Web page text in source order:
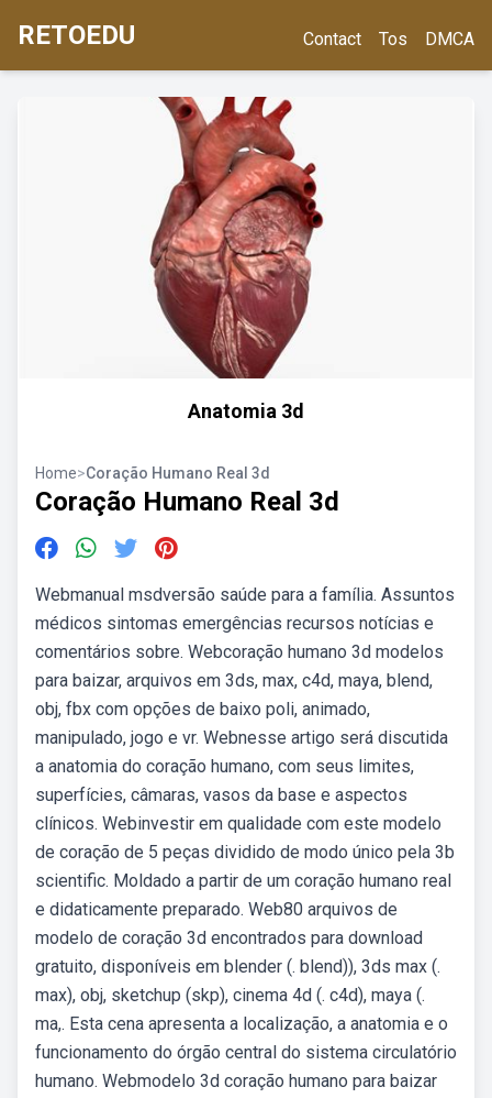
RETOEDU Contact Tos DMCA
Anatomia 3d
Home>Coração Humano Real 3d
Coração Humano Real 3d
Webmanual msdversão saúde para a família. Assuntos
médicos sintomas emergências recursos notícias e
comentários sobre. Webcoração humano 3d modelos
para baizar, arquivos em 3ds, max, c4d, maya, blend,
obj, fbx com opções de baixo poli, animado,
manipulado, jogo e vr. Webnesse artigo será discutida
a anatomia do coração humano, com seus limites,
superfícies, câmaras, vasos da base e aspectos
clínicos. Webinvestir em qualidade com este modelo
de coração de 5 peças dividido de modo único pela 3b
scientific. Moldado a partir de um coração humano real
e didaticamente preparado. Web80 arquivos de
modelo de coração 3d encontrados para download
gratuito, disponíveis em blender (. blend)), 3ds max (.
max), obj, sketchup (skp), cinema 4d (. c4d), maya (.
ma,. Esta cena apresenta a localização, a anatomia e o
funcionamento do órgão central do sistema circulatório
humano. Webmodelo 3d coração humano para baizar